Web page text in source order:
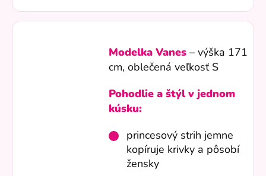
Modelka Vanes – výška 171
cm, oblečená veľkosť S
Pohodlie a štýl v jednom
kúsku:
princesový strih jemne
kopíruje krivky a pôsobí
žensky